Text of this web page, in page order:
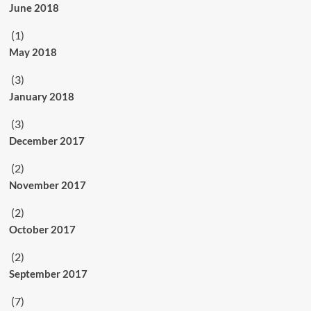
June 2018
(1)
May 2018
(3)
January 2018
(3)
December 2017
(2)
November 2017
(2)
October 2017
(2)
September 2017
(7)